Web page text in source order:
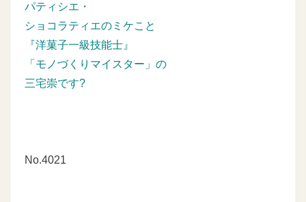
パティシエ・
ショコラティエのミケこと
『洋菓子一級技能士』
「モノづくりマイスター」の
三宅崇です?
No.4021